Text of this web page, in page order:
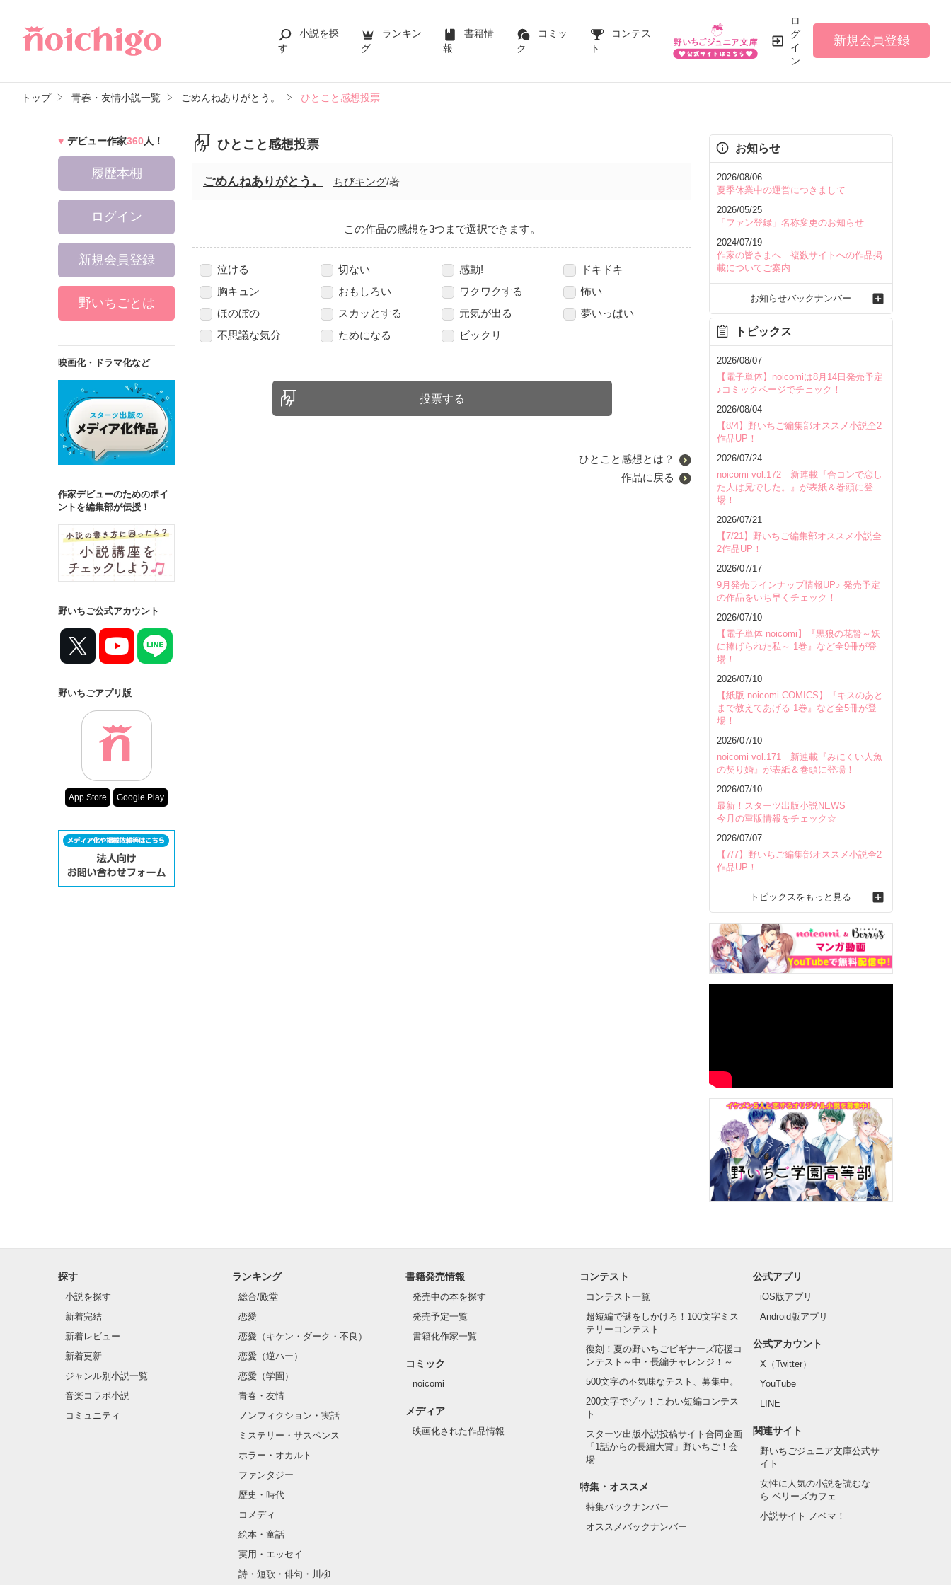
小説を探
す
ランキン
グ
書籍情
報
コミッ
ク
コンテス
ト
ロ
グ
イ
ン
新規会員登録
トップ 青春・友情小説一覧 ごめんねありがとう。 ひとこと感想投票
ひとこと感想投票
ごめんねありがとう。 ちびキング/著
この作品の感想を3つまで選択できます。
泣ける 切ない 感動!
ドキドキ
胸キュン
おもしろい ワクワクする
怖い
ほのぼの
スカッとする 元気が出る
夢いっぱい
不思議な気分
ためになる ビックリ
ひとこと感想とは？
作品に戻る
デビュー作家360人！
履歴本棚
ログイン
新規会員登録
野いちごとは
映画化・ドラマ化など
作家デビューのためのポイ
ントを編集部が伝授！
野いちご公式アカウント
野いちごアプリ版
App Store Google Play
お知らせ
2026/08/06
夏季休業中の運営につきまして
2026/05/25
「ファン登録」名称変更のお知らせ
2024/07/19
作家の皆さまへ 複数サイトへの作品掲
載についてご案内
お知らせバックナンバー
トピックス
2026/08/07
【電子単体】noicomiは8月14日発売予定
♪コミックページでチェック！
2026/08/04
【8/4】野いちご編集部オススメ小説全2
作品UP！
2026/07/24
noicomi vol.172 新連載『合コンで恋し
た人は兄でした。』が表紙＆巻頭に登
場！
2026/07/21
【7/21】野いちご編集部オススメ小説全
2作品UP！
2026/07/17
9月発売ラインナップ情報UP♪ 発売予定
の作品をいち早くチェック！
2026/07/10
【電子単体 noicomi】『黒狼の花贄～妖
に捧げられた私～ 1巻』など全9冊が登
場！
2026/07/10
【紙版 noicomi COMICS】『キスのあと
まで教えてあげる 1巻』など全5冊が登
場！
2026/07/10
noicomi vol.171 新連載『みにくい人魚
の契り婚』が表紙＆巻頭に登場！
2026/07/10
最新！スターツ出版小説NEWS
今月の重版情報をチェック☆
2026/07/07
【7/7】野いちご編集部オススメ小説全2
作品UP！
トピックスをもっと見る
探す
小説を探す
新着完結
新着レビュー
新着更新
ジャンル別小説一覧
音楽コラボ小説
コミュニティ
ランキング
総合/殿堂
恋愛
恋愛（キケン・ダーク・不良）
恋愛（逆ハー）
恋愛（学園）
青春・友情
ノンフィクション・実話
ミステリー・サスペンス
ホラー・オカルト
ファンタジー
歴史・時代
コメディ
絵本・童話
実用・エッセイ
詩・短歌・俳句・川柳
書籍発売情報
発売中の本を探す
発売予定一覧
書籍化作家一覧
コミック
noicomi
メディア
映画化された作品情報
コンテスト
コンテスト一覧
超短編で謎をしかけろ！100文字ミス
テリーコンテスト
復刻！夏の野いちごビギナーズ応援コ
ンテスト～中・長編チャレンジ！～
500文字の不気味なテスト、募集中。
200文字でゾッ！こわい短編コンテス
ト
スターツ出版小説投稿サイト合同企画
「1話からの長編大賞」野いちご！会
場
特集・オススメ
特集バックナンバー
オススメバックナンバー
公式アプリ
iOS版アプリ
Android版アプリ
公式アカウント
X（Twitter）
YouTube
LINE
関連サイト
野いちごジュニア文庫公式サ
イト
女性に人気の小説を読むな
ら ベリーズカフェ
小説サイト ノベマ！